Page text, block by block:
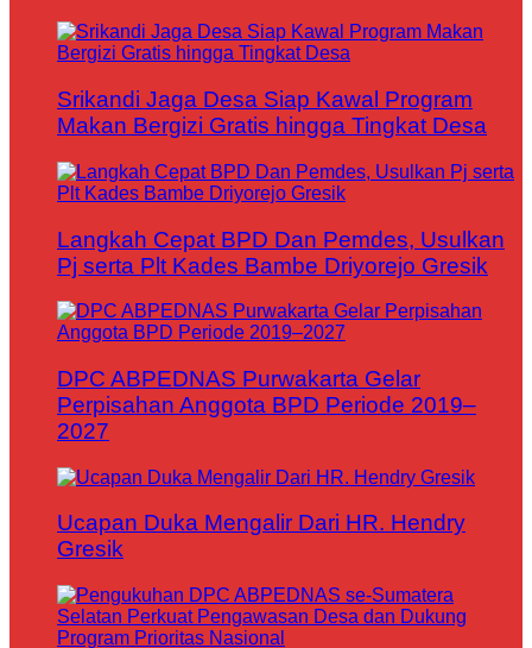
Srikandi Jaga Desa Siap Kawal Program
Makan Bergizi Gratis hingga Tingkat Desa
Langkah Cepat BPD Dan Pemdes, Usulkan
Pj serta Plt Kades Bambe Driyorejo Gresik
DPC ABPEDNAS Purwakarta Gelar
Perpisahan Anggota BPD Periode 2019–
2027
Ucapan Duka Mengalir Dari HR. Hendry
Gresik